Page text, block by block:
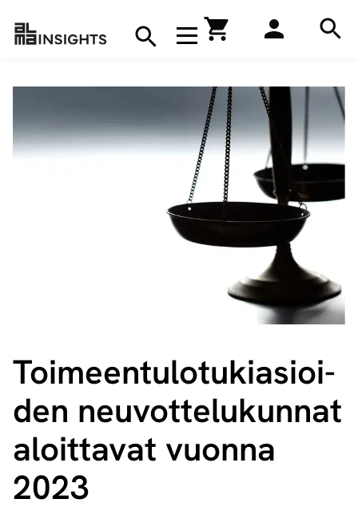
Avaa navigaatio
Hae
Toi­meen­tu­lo­tu­ki­asioi­
den neu­vot­te­lu­kun­nat
aloittavat vuonna
2023